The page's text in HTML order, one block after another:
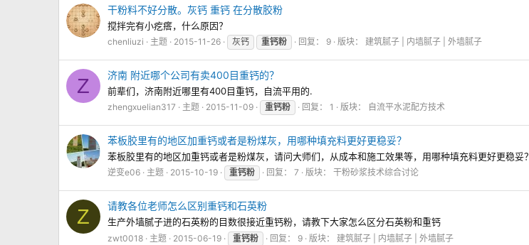
干粉料不好分散。灰钙 重钙 在分散胶粉
搅拌完有小疙瘩，什么原因？
chenliuzi 主题 2015-11-26 灰钙 重钙粉 回复： 9 版块： 建筑腻子 | 内墙腻子 | 外墙腻子
Z 济南 附近哪个公司有卖400目重钙的？
前辈们，济南附近哪里有400目重钙，自流平用的.
zhengxuelian317 主题 2015-11-09 重钙粉 回复： 1 版块： 自流平水泥配方技术
苯板胶里有的地区加重钙或者是粉煤灰，用哪种填充料更好更稳妥？
苯板胶里有的地区加重钙或者是粉煤灰，请问大师们，从成本和施工效果等，用哪种填充料更好更稳妥？
逆变e06 主题 2015-10-19 重钙粉 回复： 7 版块： 干粉砂浆技术综合讨论
Z 请教各位老师怎么区别重钙和石英粉
生产外墙腻子进的石英粉的目数很接近重钙粉，请教下大家怎么区分石英粉和重钙
zwt0018 主题 2015-06-19 重钙粉 回复： 9 版块： 建筑腻子 | 内墙腻子 | 外墙腻子